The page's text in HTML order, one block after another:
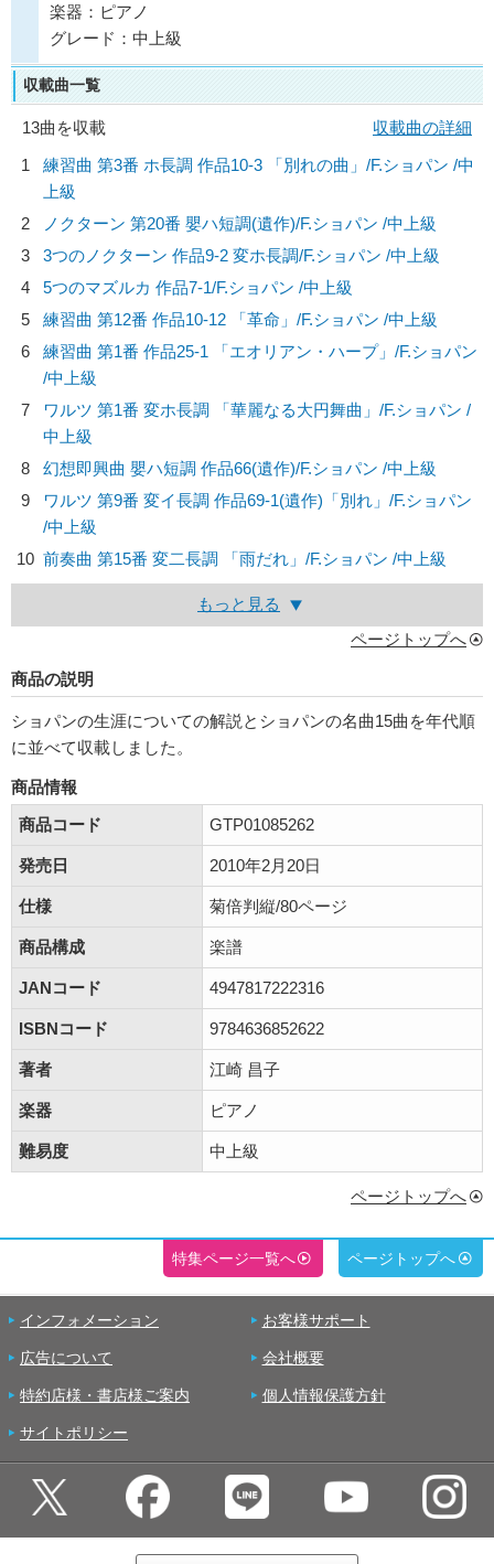
楽器：ピアノ
グレード：中上級
収載曲一覧
13曲を収載
収載曲の詳細
1
練習曲 第3番 ホ長調 作品10-3 「別れの曲」/F.ショパン /中
上級
2
ノクターン 第20番 嬰ハ短調(遺作)/F.ショパン /中上級
3
3つのノクターン 作品9-2 変ホ長調/F.ショパン /中上級
4
5つのマズルカ 作品7-1/F.ショパン /中上級
5
練習曲 第12番 作品10-12 「革命」/F.ショパン /中上級
6
練習曲 第1番 作品25-1 「エオリアン・ハープ」/F.ショパン
/中上級
7
ワルツ 第1番 変ホ長調 「華麗なる大円舞曲」/F.ショパン /
中上級
8
幻想即興曲 嬰ハ短調 作品66(遺作)/F.ショパン /中上級
9
ワルツ 第9番 変イ長調 作品69-1(遺作)「別れ」/F.ショパン
/中上級
10 前奏曲 第15番 変二長調 「雨だれ」/F.ショパン /中上級
もっと見る
ページトップへ
商品の説明
ショパンの生涯についての解説とショパンの名曲15曲を年代順
に並べて収載しました。
商品情報
商品コード
GTP01085262
発売日 2010年2月20日
仕様 菊倍判縦/80ページ
商品構成 楽譜
JANコード 4947817222316
ISBNコード 9784636852622
著者 江崎 昌子
楽器 ピアノ
難易度 中上級
ページトップへ
特集ページ一覧へ ページトップへ
インフォメーション お客様サポート
広告について 会社概要
特約店様・書店様ご案内 個人情報保護方針
サイトポリシー